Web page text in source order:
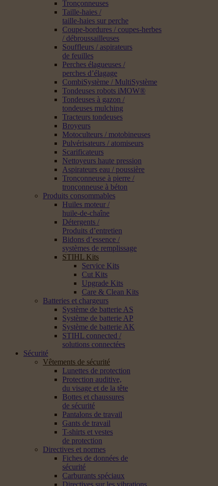
Tronçonneuses
Taille-haies /
taille-haies sur perche
Coupe-bordures / coupes-herbes
/ débroussailleuses
Souffleurs / aspirateurs
de feuilles
Perches élagueuses /
perches d’élagage
CombiSystème / MultiSystème
Tondeuses robots iMOW®
Tondeuses à gazon /
tondeuses mulching
Tracteurs tondeuses
Broyeurs
Motoculteurs / motobineuses
Pulvérisateurs / atomiseurs
Scarificateurs
Nettoyeurs haute pression
Aspirateurs eau / poussière
Tronçonneuse à pierre /
tronçonneuse à béton
Produits consommables
Huiles moteur /
huile-de-chaîne
Détergents /
Produits d’entretien
Bidons d’essence /
systèmes de remplissage
STIHL Kits
Service Kits
Cut Kits
Upgrade Kits
Care & Clean Kits
Batteries et chargeurs
Système de batterie AS
Système de batterie AP
Système de batterie AK
STIHL connected /
solutions connectées
Sécurité
Vêtements de sécurité
Lunettes de protection
Protection auditive,
du visage et de la tête
Bottes et chaussures
de sécurité
Pantalons de travail
Gants de travail
T-shirts et vestes
de protection
Directives et normes
Fiches de données de
sécurité
Carburants spéciaux
Directives sur les vibrations